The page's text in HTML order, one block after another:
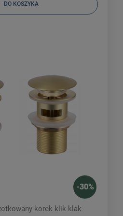
DO KOSZYKA
-30%
korek klik klak